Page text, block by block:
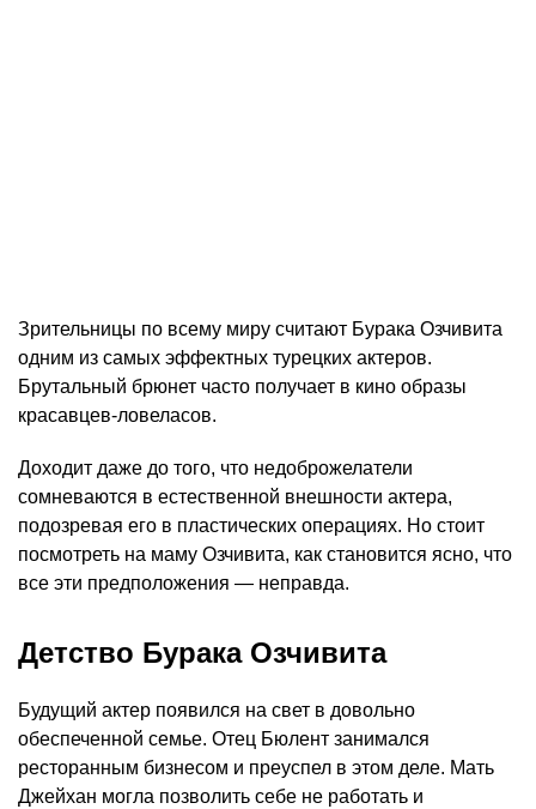
Зрительницы по всему миру считают Бурака Озчивита
одним из самых эффектных турецких актеров.
Брутальный брюнет часто получает в кино образы
красавцев-ловеласов.
Доходит даже до того, что недоброжелатели
сомневаются в естественной внешности актера,
подозревая его в пластических операциях. Но стоит
посмотреть на маму Озчивита, как становится ясно, что
все эти предположения — неправда.
Детство Бурака Озчивита
Будущий актер появился на свет в довольно
обеспеченной семье. Отец Бюлент занимался
ресторанным бизнесом и преуспел в этом деле. Мать
Джейхан могла позволить себе не работать и